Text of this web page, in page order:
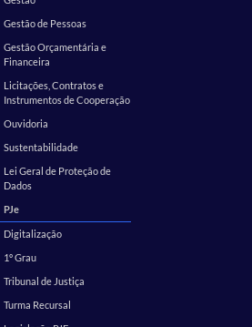
Gestão de Pessoas
Gestão Orçamentária e
Financeira
Licitações, Contratos e
Instrumentos de Cooperação
Ouvidoria
Sustentabilidade
Lei Geral de Proteção de
Dados
PJe
Digitalização
1º Grau
Tribunal de Justiça
Turma Recursal